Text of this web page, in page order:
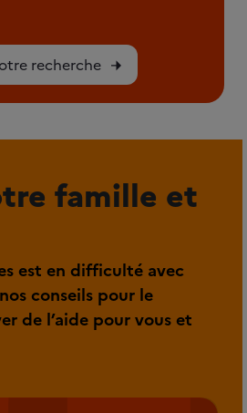
recherche
famille et
est en difficulté avec
conseils pour le
de l’aide pour vous et